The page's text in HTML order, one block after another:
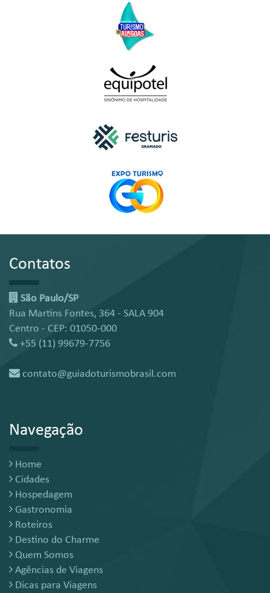
Contatos
São Paulo/SP
Rua Martins Fontes, 364 - SALA 904
Centro - CEP: 01050-000
+55 (11) 99679-7756
contato@guiadoturismobrasil.com
Navegação
Home
Cidades
Hospedagem
Gastronomia
Roteiros
Destino do Charme
Quem Somos
Agências de Viagens
Dicas para Viagens